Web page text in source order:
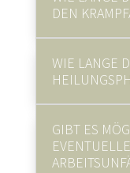
DEN
WIE LANGE
GIBT ES
EVENTUELLE